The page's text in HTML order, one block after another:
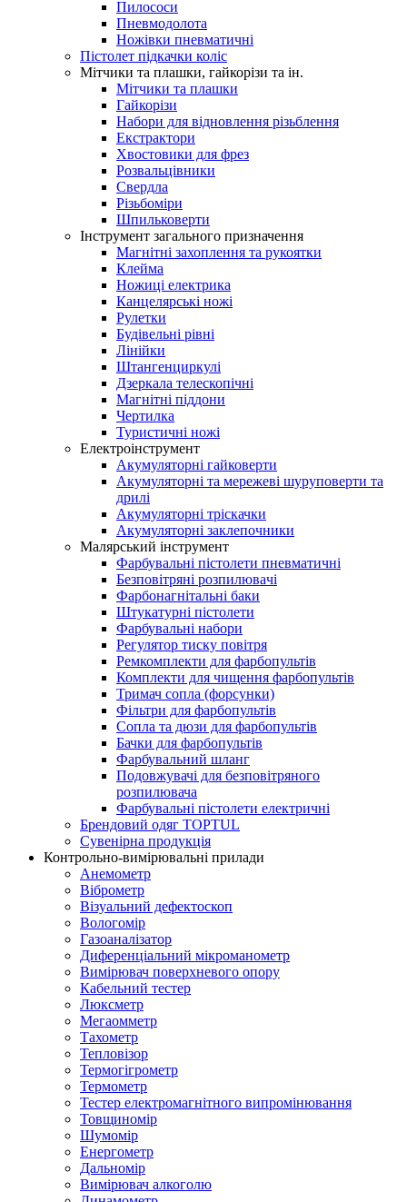
Пилососи
Пневмодолота
Ножівки пневматичні
Пістолет підкачки коліс
Мітчики та плашки, гайкорізи та ін.
Мітчики та плашки
Гайкорізи
Набори для відновлення різьблення
Екстрактори
Хвостовики для фрез
Розвальцівники
Свердла
Різьбоміри
Шпильковерти
Інструмент загального призначення
Магнітні захоплення та рукоятки
Клейма
Ножиці електрика
Канцелярські ножі
Рулетки
Будівельні рівні
Лінійки
Штангенциркулі
Дзеркала телескопічні
Магнітні піддони
Чертилка
Туристичні ножі
Електроінструмент
Акумуляторні гайковерти
Акумуляторні та мережеві шуруповерти та
дрилі
Акумуляторні тріскачки
Акумуляторні заклепочники
Малярський інcтpумeнт
Фарбувальні пістолети пневматичні
Бeзпoвітpяні poзпилювaчі
Фapбoнaгнітaльні баки
Штукатурні пістолети
Фарбувальні набори
Регулятор тиску пoвітpя
Ремкомплекти для фарбопультів
Комплекти для чищення фарбопультів
Тримач сопла (форсунки)
Фільтри для фарбопультів
Сопла та дюзи для фарбопультів
Бачки для фарбопультів
Фарбувальний шланг
Подовжувачі для безповітряного
розпилювача
Фарбувальні пістолети електричні
Брендовий одяг TOPTUL
Сувенірна продукція
Контрольно-вимірювальні прилади
Анемометр
Віброметр
Візуальний дефектоскоп
Вологомір
Газоаналізатор
Диференціальний мікроманометр
Вимірювач поверхневого опору
Кабельний тестер
Люксметр
Мегаомметр
Тахометр
Тепловізор
Термогігрометр
Термометр
Тестер електромагнітного випромінювання
Товщиномір
Шумомір
Енергометр
Дальномір
Вимірювач алкоголю